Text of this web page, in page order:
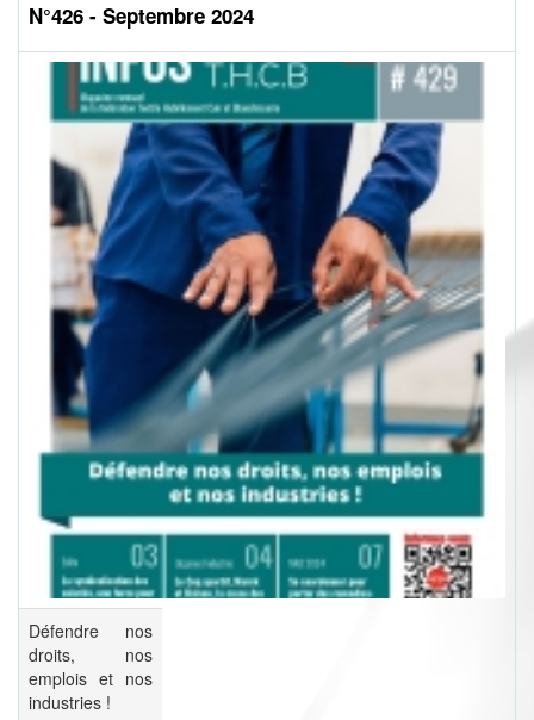
N°426 - Septembre 2024
Défendre nos
droits, nos
emplois et nos
industries !